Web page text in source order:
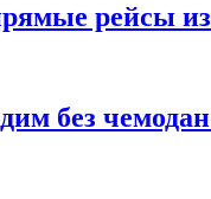
рейсы
без